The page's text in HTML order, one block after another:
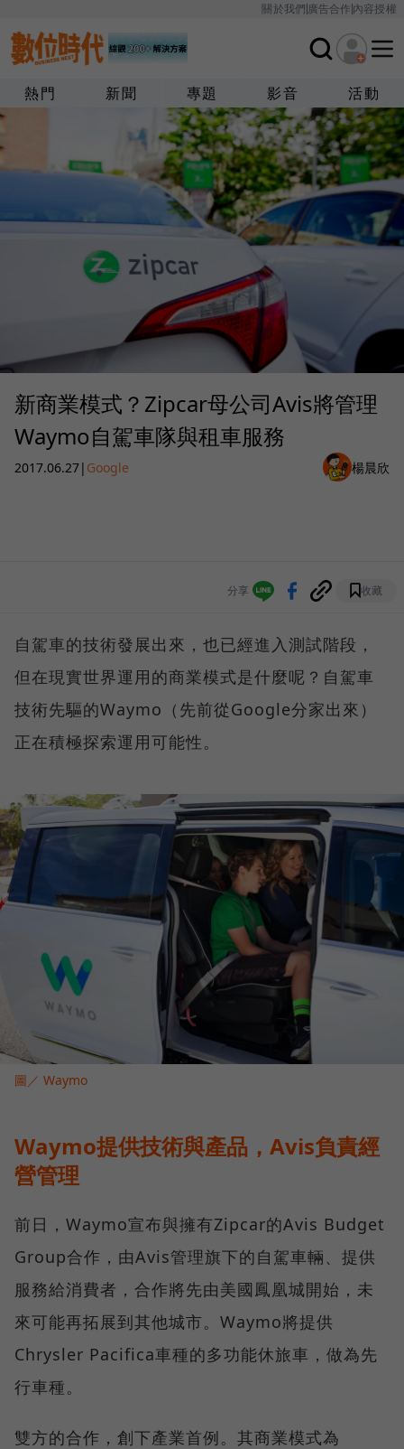
關於我們廣告合作內容授權
熱門 新聞 專題 影音 活動
新商業模式？Zipcar母公司Avis將管理
Waymo自駕車隊與租車服務
2017.06.27| Google 楊晨欣
分享 收藏
自駕車的技術發展出來，也已經進入測試階段，
但在現實世界運用的商業模式是什麼呢？自駕車
技術先驅的Waymo（先前從Google分家出來）
正在積極探索運用可能性。
圖／ Waymo
Waymo提供技術與產品，Avis負責經
營管理
前日，Waymo宣布與擁有Zipcar的Avis Budget
Group合作，由Avis管理旗下的自駕車輛、提供
服務給消費者，合作將先由美國鳳凰城開始，未
來可能再拓展到其他城市。Waymo將提供
Chrysler Pacifica車種的多功能休旅車，做為先
行車種。
雙方的合作，創下產業首例。其商業模式為